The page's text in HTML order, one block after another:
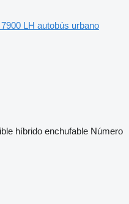
LH autobús urbano
híbrido enchufable Número